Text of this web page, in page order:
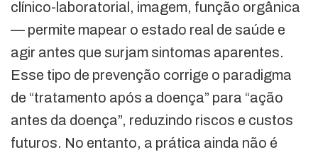
clínico-laboratorial, imagem, função orgânica
— permite mapear o estado real de saúde e
agir antes que surjam sintomas aparentes.
Esse tipo de prevenção corrige o paradigma
de “tratamento após a doença” para “ação
antes da doença”, reduzindo riscos e custos
futuros. No entanto, a prática ainda não é